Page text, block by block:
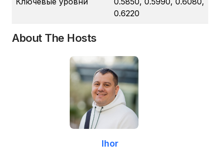
0.6220
About The Hosts
Ihor